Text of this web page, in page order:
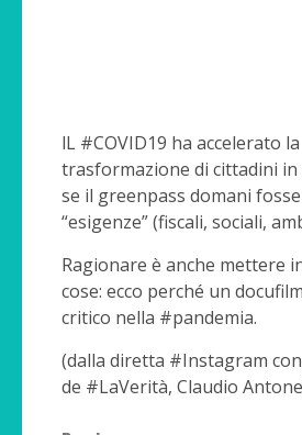
lL #COVID19 ha accelerato la
trasformazione di cittadini
se il greenpass domani
“esigenze” (fiscali, sociali,
Ragionare è anche mettere
cose: ecco perché un
critico nella #pandemia.
(dalla diretta #Instagram
de #LaVerità, Claudio